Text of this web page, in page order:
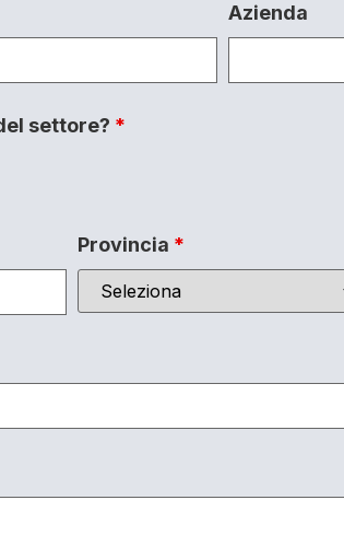
Azienda
settore? *
Provincia *